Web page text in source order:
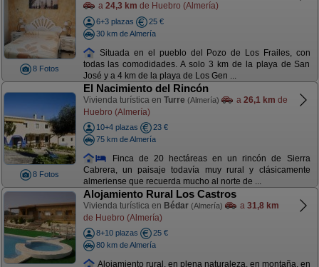
8 Fotos
a 24,3 km de Huebro (Almería)
6+3 plazas
25 €
30 km de Almería
Situada en el pueblo del Pozo de Los Frailes, con
todas las comodidades. A solo 3 km de la playa de San
José y a 4 km de la playa de Los Gen ...
8 Fotos
El Nacimiento del Rincón
Vivienda turística en Turre (Almería) a 26,1 km de
Huebro (Almería)
10+4 plazas
23 €
75 km de Almería
Finca de 20 hectáreas en un rincón de Sierra
Cabrera, un paisaje todavía muy rural y clásicamente
almeriense que recuerda mucho al norte de ...
Alojamiento Rural Los Castros
Vivienda turística en Bédar (Almería) a 31,8 km
de Huebro (Almería)
8+10 plazas
25 €
80 km de Almería
Alojamiento rural, en plena naturaleza, en montaña, en